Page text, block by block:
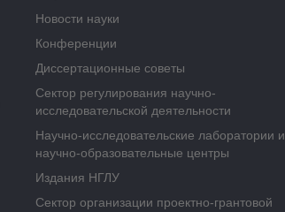
Новости науки
Конференции
Диссертационные советы
Сектор регулирования научно-
исследовательской деятельности
Научно-исследовательские лаборатории и
научно-образовательные центры
Издания НГЛУ
Сектор организации проектно-грантовой